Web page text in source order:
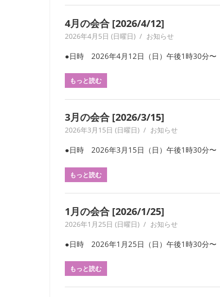
ま
す。
現
学
を
め
と
る
多
彩
究
は、
数
回
刊
4月の会合 [2026/4/12]
2026年4月5日 (日曜日) yagaiken
お知らせ
●日時 2026年4月12日（日）午後1時30分
もっと読む
3月の会合 [2026/3/15]
2026年3月15日 (日曜日) yagaiken
お知らせ
●日時 2026年3月15日（日）午後1時30分
もっと読む
1月の会合 [2026/1/25]
2026年1月25日 (日曜日) yagaiken
お知らせ
●日時 2026年1月25日（日）午後1時30分
もっと読む